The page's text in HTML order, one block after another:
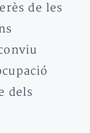
de les
dels